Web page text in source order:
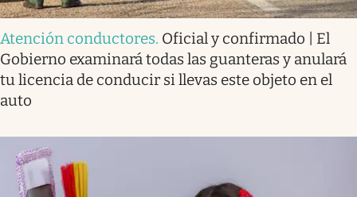
Atención conductores. Oficial y confirmado | El
Gobierno examinará todas las guanteras y anulará
tu licencia de conducir si llevas este objeto en el
auto